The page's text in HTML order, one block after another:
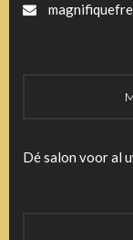
Dé salon voor al